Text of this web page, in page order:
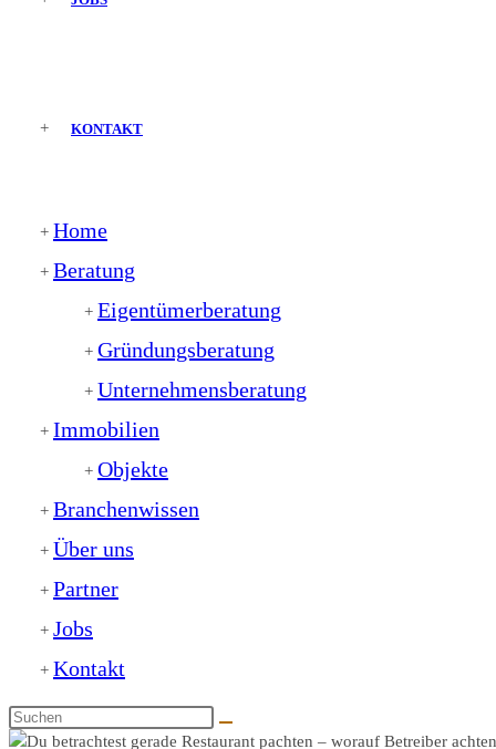
KONTAKT
Home
Beratung
Eigentümerberatung
Gründungsberatung
Unternehmensberatung
Immobilien
Objekte
Branchenwissen
Über uns
Partner
Jobs
Kontakt